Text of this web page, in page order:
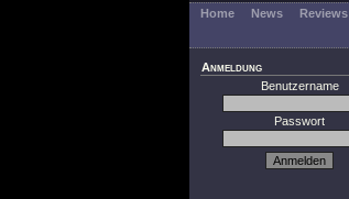
Home News Reviews
Anmeldung
Benutzername
Passwort